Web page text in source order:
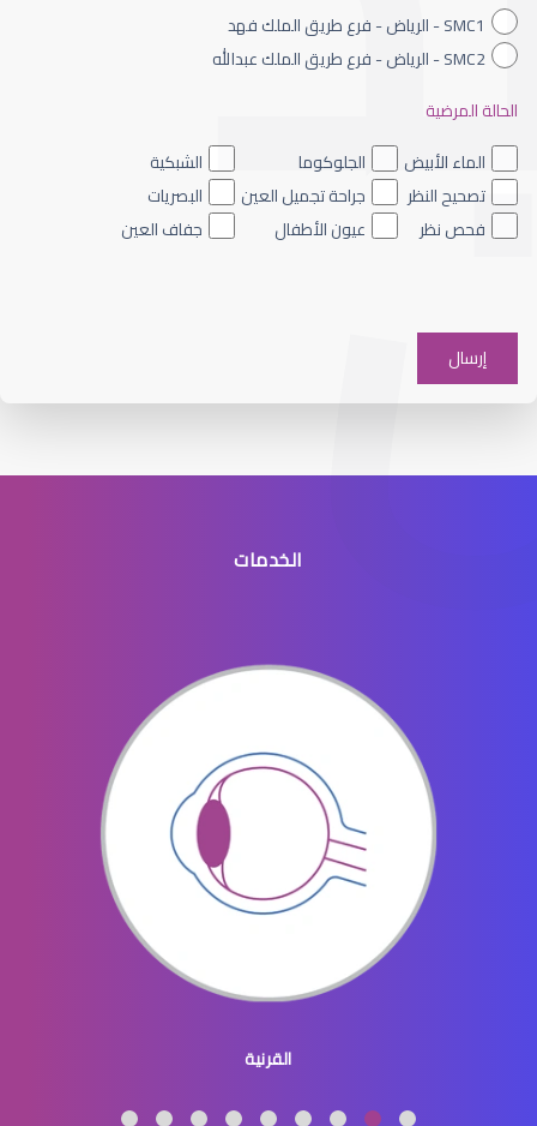
العدسات اللاصقة الطبية اليومية
العدسات اللاصقة للاطفال
العدسات اللاصقة للرجال
العدسات اللاصقة الطبية الملونة
SMC1 - الرياض - فرع طريق الملك فهد
SMC2 - الرياض - فرع طريق الملك عبدالله
الحالة المرضية
الماء الأبيض
الجلوكوما
الشبكية
تصحيح النظر
جراحة تجميل العين
البصريات
فحص نظر
عيون الأطفال جفاف العين
الخدمات
القرنية